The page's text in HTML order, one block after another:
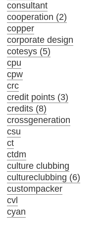
consultant
cooperation (2)
copper
corporate design
cotesys (5)
cpu
cpw
crc
credit points (3)
credits (8)
crossgeneration
csu
ct
ctdm
culture clubbing
cultureclubbing (6)
custompacker
cvl
cyan